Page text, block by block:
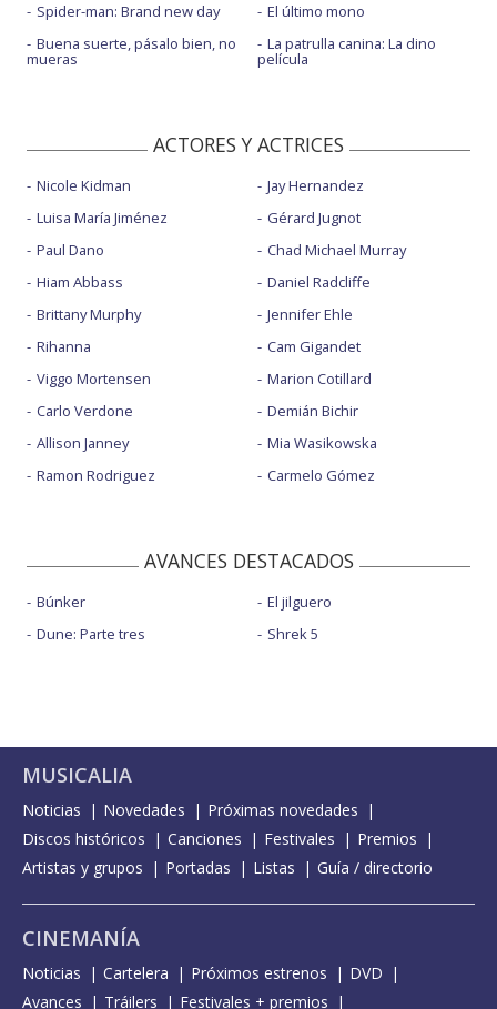
Spider-man: Brand new day
Buena suerte, pásalo bien, no
mueras
El último mono
La patrulla canina: La dino
película
ACTORES Y ACTRICES
Nicole Kidman
Luisa María Jiménez
Paul Dano
Hiam Abbass
Brittany Murphy
Rihanna
Viggo Mortensen
Carlo Verdone
Allison Janney
Ramon Rodriguez
Jay Hernandez
Gérard Jugnot
Chad Michael Murray
Daniel Radcliffe
Jennifer Ehle
Cam Gigandet
Marion Cotillard
Demián Bichir
Mia Wasikowska
Carmelo Gómez
AVANCES DESTACADOS
Búnker
Dune: Parte tres
El jilguero
Shrek 5
MUSICALIA
Noticias Novedades
Próximas novedades
Discos históricos
Canciones Festivales
Premios
Artistas y grupos
Portadas Listas Guía / directorio
CINEMANÍA
Noticias Cartelera Próximos estrenos
DVD
Avances
Tráilers Festivales + premios